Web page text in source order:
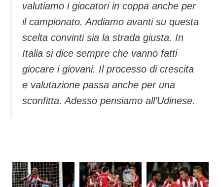
valutiamo i giocatori in coppa anche per
il campionato. Andiamo avanti su questa
scelta convinti sia la strada giusta. In
Italia si dice sempre che vanno fatti
giocare i giovani. Il processo di crescita
e valutazione passa anche per una
sconfitta. Adesso pensiamo all’Udinese.